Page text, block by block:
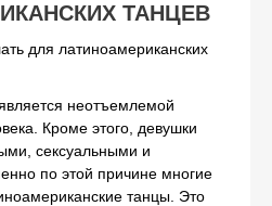
ТАНЦЕВ
неотъемлемой
Кроме этого, девушки
сексуальными и
по этой причине многие
танцы. Это